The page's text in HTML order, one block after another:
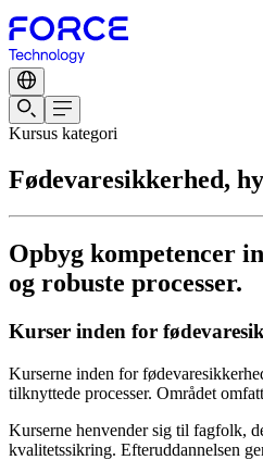
Kursus kategori
Fødevaresikkerhed,
Opbyg kompetencer
og robuste processer.
Kurser inden for
Kurserne inden for
tilknyttede processer. Området
Kurserne henvender sig til fagfolk,
kvalitetssikring. Efteruddannelsen